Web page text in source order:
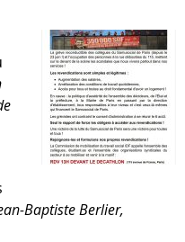
​Baptiste Berlier,